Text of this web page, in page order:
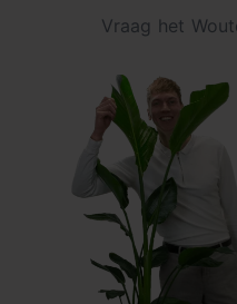
Vraag het